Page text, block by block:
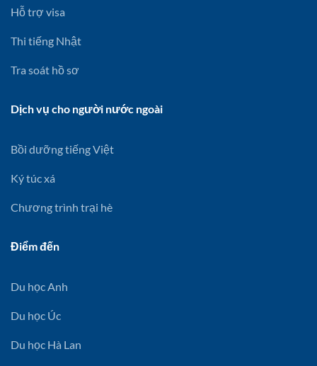
Hỗ trợ visa
Thi tiếng Nhật
Tra soát hồ sơ
Dịch vụ cho người nước ngoài
Bồi dưỡng tiếng Việt
Ký túc xá
Chương trình trại hè
Điểm đến
Du học Anh
Du học Úc
Du học Hà Lan